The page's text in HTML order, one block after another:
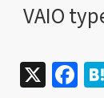
VAIO
X